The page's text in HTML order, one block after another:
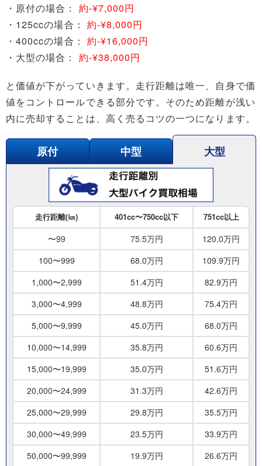
・原付の場合：
約-¥7,000円
・125ccの場合： 約-¥8,000円
・400ccの場合： 約-¥16,000円
・大型の場合：
約-¥38,000円
と価値が下がっていきます。走行距離は唯一、自身で価
値をコントロールできる部分です。そのため距離が浅い
内に売却することは、高く売るコツの一つになります。
原付 中型 大型
走行距離(㎞) 401cc〜750cc以下 751cc以上
〜99 75.5万円
120.0万円
100〜999
68.0万円
109.9万円
1,000〜2,999
51.4万円
82.9万円
3,000〜4,999
48.8万円
75.4万円
5,000〜9,999
45.0万円
68.0万円
10,000〜14,999
35.8万円
60.6万円
15,000〜19,999
35.0万円
51.6万円
20,000〜24,999
31.3万円
42.6万円
25,000〜29,999
29.8万円
35.5万円
30,000〜49,999
23.5万円
33.9万円
50,000〜99,999
19.9万円
26.6万円